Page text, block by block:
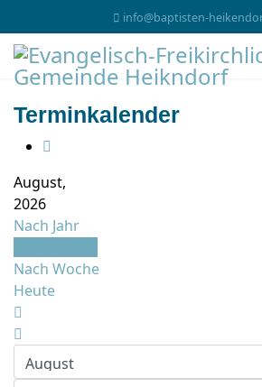
info@baptisten-
Terminkalender
August,
2026
Nach Jahr
Nach Woche
Heute